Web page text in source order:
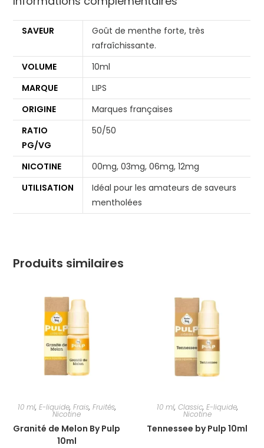
SAVEUR
Goût de menthe forte, très
rafraîchissante.
VOLUME
10ml
MARQUE
LIPS
ORIGINE
Marques françaises
RATIO
PG/VG
50/50
NICOTINE
00mg, 03mg, 06mg, 12mg
UTILISATION
Idéal pour les amateurs de saveurs
mentholées
Produits similaires
10 ml, E-liquide, Frais, Fruités,
Nicotine
Granité de Melon By Pulp
10ml
10 ml, Classic, E-liquide,
Nicotine
Tennessee by Pulp 10ml